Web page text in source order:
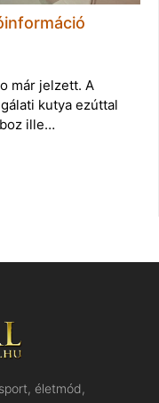
már jelzett. A
kutya ezúttal
ille…
életmód,